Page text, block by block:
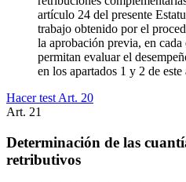
artículo 24 del presente
trabajo obtenido por el
la aprobación previa, en
permitan evaluar el
en los apartados 1 y 2 de
Hacer test Art. 20
Art. 21
Determinación de las
retributivos